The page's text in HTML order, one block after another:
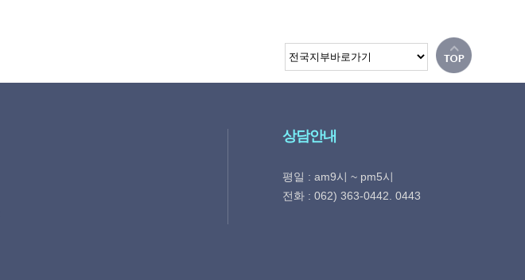
상담안내
평일 : am9시 ~ pm5시
전화 : 062) 363-0442. 0443